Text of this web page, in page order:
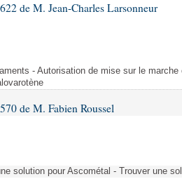
de M. Jean-Charles Larsonneur
- Autorisation de mise sur le
de M. Fabien Roussel
solution pour Ascométal - Trouver une